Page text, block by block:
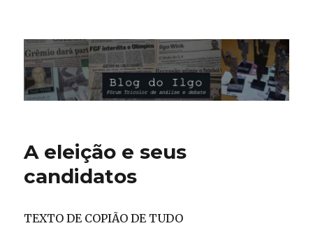
Blog do Ilgo Wink
A eleição e seus
candidatos
TEXTO DE COPIÃO DE TUDO